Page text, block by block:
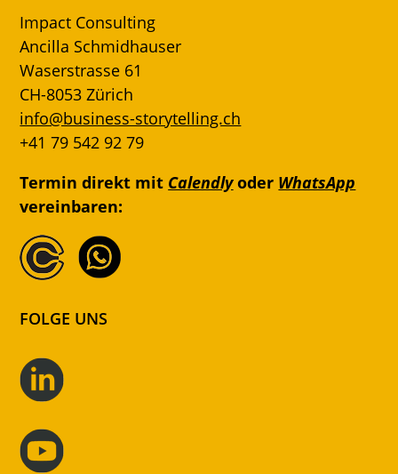
Impact Consulting
Ancilla Schmidhauser
Waserstrasse 61
CH-8053 Zürich
info@business-storytelling.ch
+41 79 542 92 79
Termin direkt mit Calendlyoder WhatsApp
vereinbaren:
FOLGE UNS